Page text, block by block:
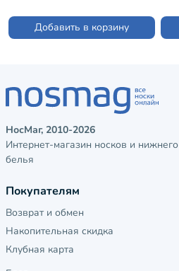
Добавить в корзину
НосМаг, 2010-2026
Интернет-магазин носков и нижнего
белья
Покупателям
Возврат и обмен
Накопительная скидка
Клубная карта